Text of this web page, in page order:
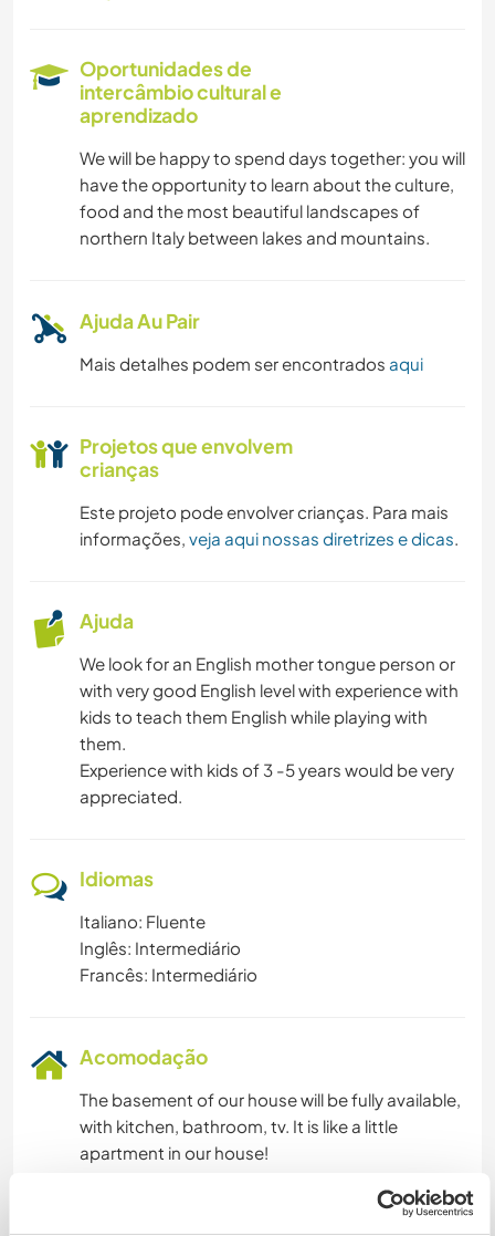
Oportunidades de
intercâmbio cultural e
aprendizado
We will be happy to spend days together: you will
have the opportunity to learn about the culture,
food and the most beautiful landscapes of
northern Italy between lakes and mountains.
Ajuda Au Pair
Mais detalhes podem ser encontrados aqui
Projetos que envolvem
crianças
Este projeto pode envolver crianças. Para mais
informações, veja aqui nossas diretrizes e dicas.
Ajuda
We look for an English mother tongue person or
with very good English level with experience with
kids to teach them English while playing with
them.
Experience with kids of 3 -5 years would be very
appreciated.
Idiomas
Italiano: Fluente
Inglês: Intermediário
Francês: Intermediário
Acomodação
The basement of our house will be fully available,
with kitchen, bathroom, tv. It is like a little
apartment in our house!